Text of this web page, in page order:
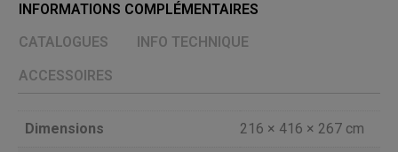
INFORMATIONS COMPLÉMENTAIRES
CATALOGUES
INFO TECHNIQUE
ACCESSOIRES
Dimensions 216 × 416 × 267 cm